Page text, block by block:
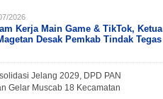
2026
Kerja Main Game & TikTok, Ketua
Desak Pemkab Tindak Tegas